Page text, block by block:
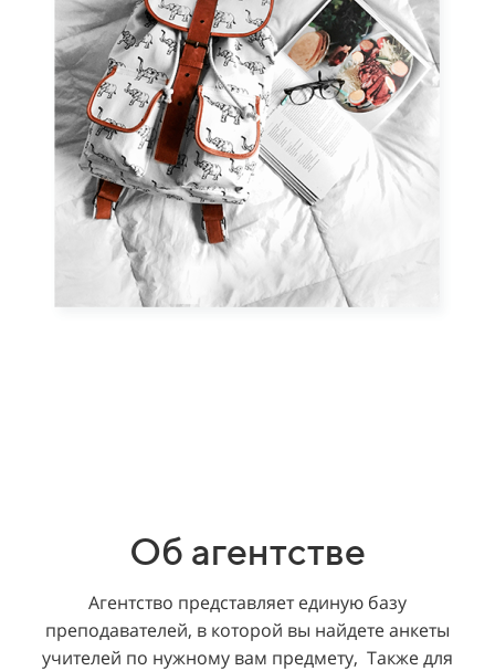
Об агентстве
Агентство представляет единую базу
преподавателей, в которой вы найдетеанкеты
учителей по нужному вам предмету, Также для